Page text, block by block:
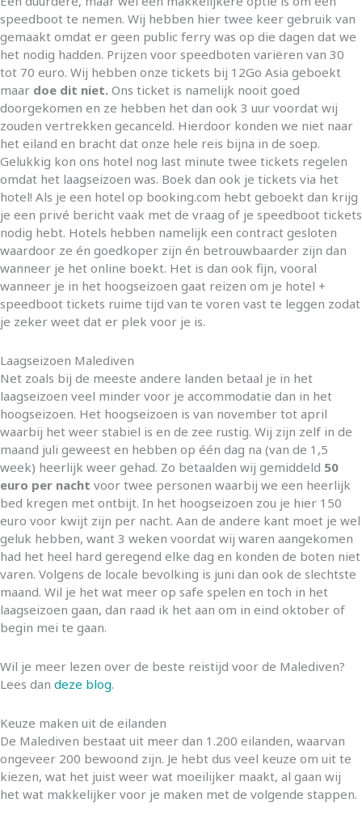
speedboot te nemen. Wij hebben hier twee keer gebruik van
gemaakt omdat er geen public ferry was op die dagen dat we
het nodig hadden. Prijzen voor speedboten variëren van 30
tot 70 euro. Wij hebben onze tickets bij 12Go Asia geboekt
maar doe dit niet. Ons ticket is namelijk nooit goed
doorgekomen en ze hebben het dan ook 3 uur voordat wij
zouden vertrekken gecanceld. Hierdoor konden we niet naar
het eiland en bracht dat onze hele reis bijna in de soep.
Gelukkig kon ons hotel nog last minute twee tickets regelen
omdat het laagseizoen was. Boek dan ook je tickets via het
hotel! Als je een hotel op booking.com hebt geboekt dan krijg
je een privé bericht vaak met de vraag of je speedboot tickets
nodig hebt. Hotels hebben namelijk een contract gesloten
waardoor ze én goedkoper zijn én betrouwbaarder zijn dan
wanneer je het online boekt. Het is dan ook fijn, vooral
wanneer je in het hoogseizoen gaat reizen om je hotel +
speedboot tickets ruime tijd van te voren vast te leggen zodat
je zeker weet dat er plek voor je is.
Laagseizoen Malediven
Net zoals bij de meeste andere landen betaal je in het
laagseizoen veel minder voor je accommodatie dan in het
hoogseizoen. Het hoogseizoen is van november tot april
waarbij het weer stabiel is en de zee rustig. Wij zijn zelf in de
maand juli geweest en hebben op één dag na (van de 1,5
week) heerlijk weer gehad. Zo betaalden wij gemiddeld 50
euro per nacht voor twee personen waarbij we een heerlijk
bed kregen met ontbijt. In het hoogseizoen zou je hier 150
euro voor kwijt zijn per nacht. Aan de andere kant moet je wel
geluk hebben, want 3 weken voordat wij waren aangekomen
had het heel hard geregend elke dag en konden de boten niet
varen. Volgens de locale bevolking is juni dan ook de slechtste
maand. Wil je het wat meer op safe spelen en toch in het
laagseizoen gaan, dan raad ik het aan om in eind oktober of
begin mei te gaan.
Wil je meer lezen over de beste reistijd voor de Malediven?
Lees dan deze blog.
Keuze maken uit de eilanden
De Malediven bestaat uit meer dan 1.200 eilanden, waarvan
ongeveer 200 bewoond zijn. Je hebt dus veel keuze om uit te
kiezen, wat het juist weer wat moeilijker maakt, al gaan wij
het wat makkelijker voor je maken met de volgende stappen.